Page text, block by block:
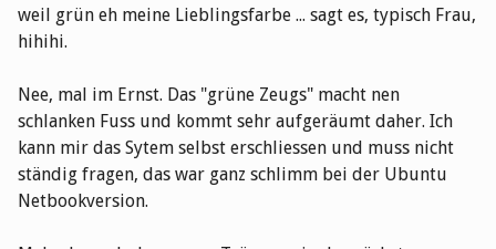
weil grün eh meine Lieblingsfarbe ... sagt es, typisch Frau,
hihihi.
Nee, mal im Ernst. Das "grüne Zeugs" macht nen
schlanken Fuss und kommt sehr aufgeräumt daher. Ich
kann mir das Sytem selbst erschliessen und muss nicht
ständig fragen, das war ganz schlimm bei der Ubuntu
Netbookversion.